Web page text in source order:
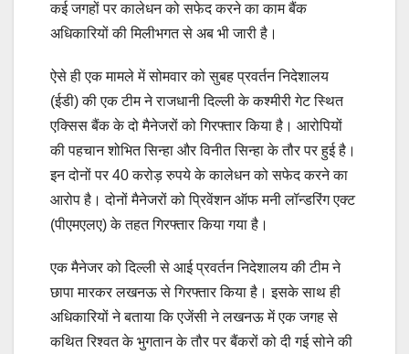
कई जगहों पर कालेधन को सफेद करने का काम बैंक
अधिकारियों की मिलीभगत से अब भी जारी है।
ऐसे ही एक मामले में सोमवार को सुबह प्रवर्तन निदेशालय
(ईडी) की एक टीम ने राजधानी दिल्ली के कश्मीरी गेट स्थित
एक्सिस बैंक के दो मैनेजरों को गिरफ्तार किया है। आरोपियों
की पहचान शोभित सिन्हा और विनीत सिन्हा के तौर पर हुई है।
इन दोनों पर 40 करोड़ रुपये के कालेधन को सफेद करने का
आरोप है। दोनों मैनेजरों को प्रिवेंशन ऑफ मनी लॉन्डरिंग एक्ट
(पीएमएलए) के तहत गिरफ्तार किया गया है।
एक मैनेजर को दिल्ली से आई प्रवर्तन निदेशालय की टीम ने
छापा मारकर लखनऊ से गिरफ्तार किया है। इसके साथ ही
अधिकारियों ने बताया कि एजेंसी ने लखनऊ में एक जगह से
कथित रिश्वत के भुगतान के तौर पर बैंकरों को दी गई सोने की